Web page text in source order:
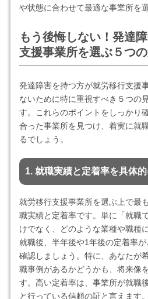
や状態に合わせて最適な事業所を
もう後悔しない！発達
支援事業所を選ぶ５つ
発達障害を持つ方が就労移行支援
ないために特に重視すべき５つの
す。これらのポイントをしっかり
合った事業所を見つけ、着実に就
るでしょう。
1. 就職実績と定着率を具体
就労移行支援事業所を選ぶ上で最
職実績と定着率です。単に「就職
けでなく、どのような業種や職種
就職後、半年後や1年後の定着率
確認しましょう。特に、あなたが
職事例があるかどうかも、将来像
す。高い定着率は、事業所が就職
と行っている信頼の証と言えます。